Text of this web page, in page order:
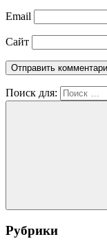
Email
Сайт
Поиск для:
Рубрики